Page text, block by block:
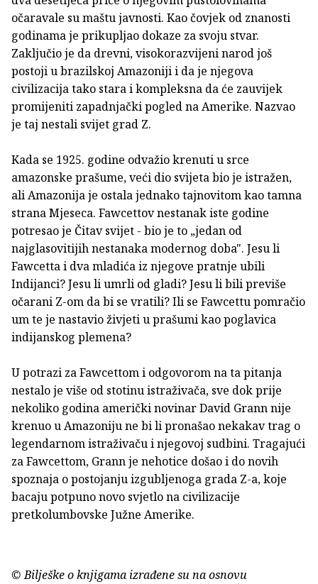
očaravale su maštu javnosti. Kao čovjek od znanosti
godinama je prikupljao dokaze za svoju stvar.
Zaključio je da drevni, visokorazvijeni narod još
postoji u brazilskoj Amazoniji i da je njegova
civilizacija tako stara i kompleksna da će zauvijek
promijeniti zapadnjački pogled na Amerike. Nazvao
je taj nestali svijet grad Z.
Kada se 1925. godine odvažio krenuti u srce
amazonske prašume, veći dio svijeta bio je istražen,
ali Amazonija je ostala jednako tajnovitom kao tamna
strana Mjeseca. Fawcettov nestanak iste godine
potresao je Čitav svijet - bio je to „jedan od
najglasovitijih nestanaka modernog doba". Jesu li
Fawcetta i dva mladića iz njegove pratnje ubili
Indijanci? Jesu li umrli od gladi? Jesu li bili previše
očarani Z-om da bi se vratili? Ili se Fawcettu pomračio
um te je nastavio živjeti u prašumi kao poglavica
indijanskog plemena?
U potrazi za Fawcettom i odgovorom na ta pitanja
nestalo je više od stotinu istraživača, sve dok prije
nekoliko godina američki novinar David Grann nije
krenuo u Amazoniju ne bi li pronašao nekakav trag o
legendarnom istraživaču i njegovoj sudbini. Tragajući
za Fawcettom, Grann je nehotice došao i do novih
spoznaja o postojanju izgubljenoga grada Z-a, koje
bacaju potpuno novo svjetlo na civilizacije
pretkolumbovske Južne Amerike.
© Bilješke o knjigama izrađene su na osnovu